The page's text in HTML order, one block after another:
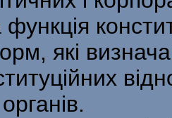
які